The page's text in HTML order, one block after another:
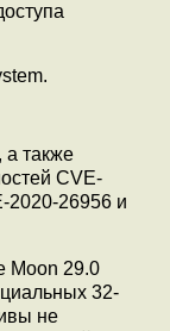
а также
CVE-
2020-26956 и
Moon 29.0
32-
не